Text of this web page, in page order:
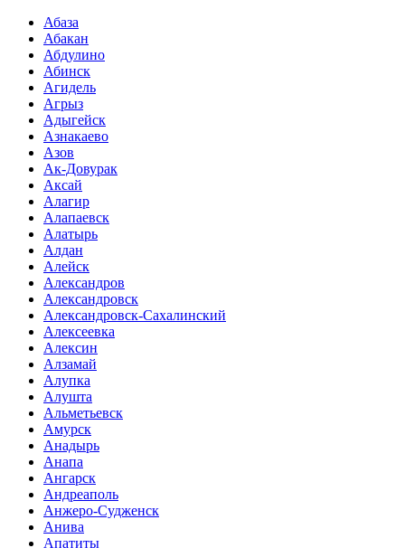
Абаза
Абакан
Абдулино
Абинск
Агидель
Агрыз
Адыгейск
Азнакаево
Азов
Ак-Довурак
Аксай
Алагир
Алапаевск
Алатырь
Алдан
Алейск
Александров
Александровск
Александровск-Сахалинский
Алексеевка
Алексин
Алзамай
Алупка
Алушта
Альметьевск
Амурск
Анадырь
Анапа
Ангарск
Андреаполь
Анжеро-Судженск
Анива
Апатиты